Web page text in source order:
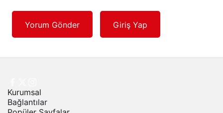
Yorum Gönder Giriş Yap
Kurumsal
Bağlantılar